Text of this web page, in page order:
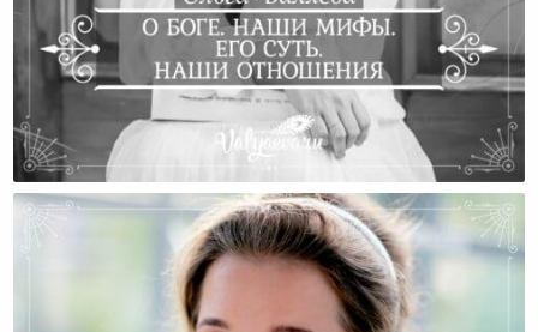
О Боге. Наши Мифы. Его Суть. Наши Отношения.